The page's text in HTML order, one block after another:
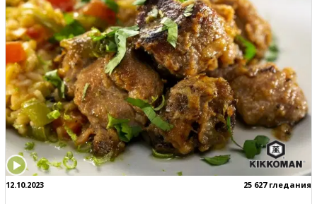
12.10.2023 25 627 гледания